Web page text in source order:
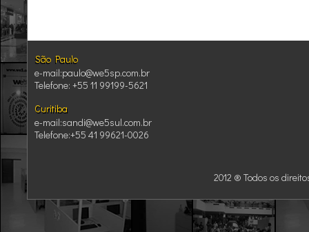
São Paulo
São Paulo
e-mail:paulo@we5sp.com.br
Telefone: +55 11 99199-5621
Curitiba
Curitiba
e-mail:sandi@we5sul.com.br
Telefone:+55 41 99621-0026
2012 ® Todos os